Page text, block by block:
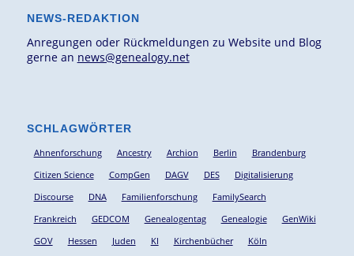
NEWS-REDAKTION
Anregungen oder Rückmeldungen zu Website und Blog
gerne an news@genealogy.net
SCHLAGWÖRTER
Ahnenforschung Ancestry Archion Berlin
Brandenburg
Citizen Science
CompGen DAGV DES
Digitalisierung
Discourse
DNA Familienforschung
FamilySearch
Frankreich
GEDCOM Genealogentag Genealogie
GenWiki
GOV
Hessen Juden KI Kirchenbücher
Köln